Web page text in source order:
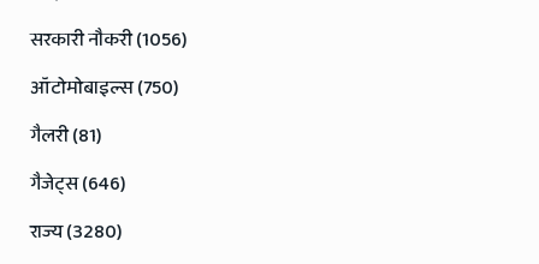
सरकारी नौकरी (1056)
ऑटोमोबाइल्स (750)
गैलरी (81)
गैजेट्स (646)
राज्य (3280)